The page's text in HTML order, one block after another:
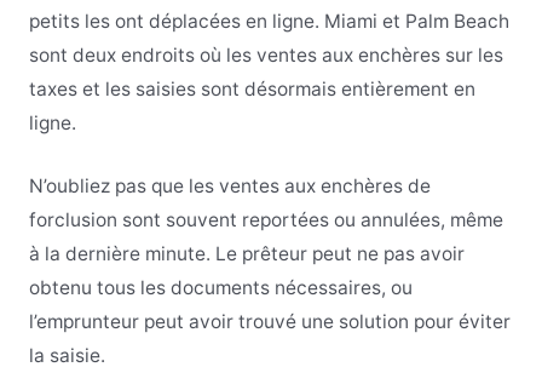
petits les ont déplacées en ligne. Miami et Palm Beach
sont deux endroits où les ventes aux enchères sur les
taxes et les saisies sont désormais entièrement en
ligne.
N’oubliez pas que les ventes aux enchères de
forclusion sont souvent reportées ou annulées, même
à la dernière minute. Le prêteur peut ne pas avoir
obtenu tous les documents nécessaires, ou
l’emprunteur peut avoir trouvé une solution pour éviter
la saisie.